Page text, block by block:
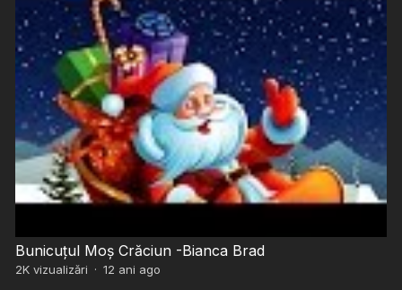
Bunicuțul Moș Crăciun -Bianca Brad
2Kvizualizări · 12 ani ago